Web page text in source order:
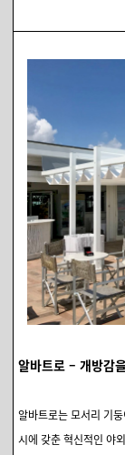
알바트로 – 개방감
알바트로는 모서리 기
시에 갖춘 혁신적인 야